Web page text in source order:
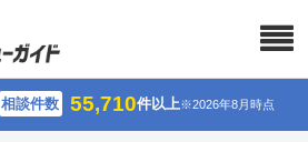
相談件数 55,710件以上※2026年8月時点